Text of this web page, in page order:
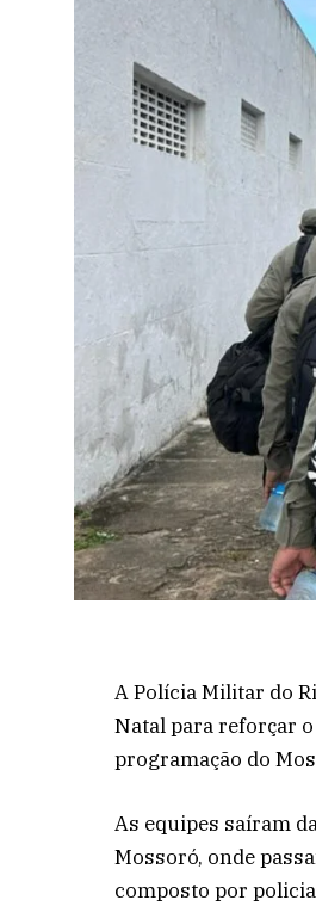
A Polícia Militar do
Natal para reforçar
programação do
As equipes saíram
Mossoró, onde
composto por